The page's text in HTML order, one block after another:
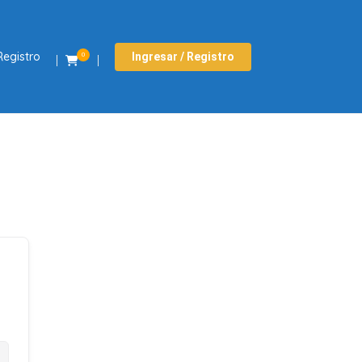
0 Ingresar / Registro